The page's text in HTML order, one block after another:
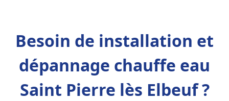
Besoin de installation et
dépannage chauffe eau
Saint Pierre lès Elbeuf ?